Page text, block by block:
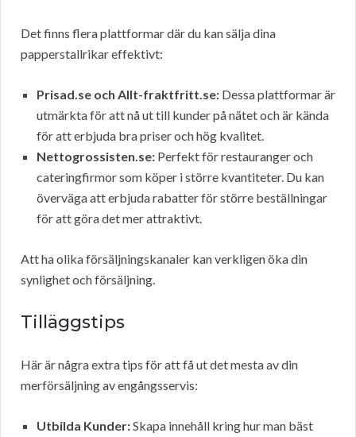
Det finns flera plattformar där du kan sälja dina
papperstallrikar effektivt:
Prisad.se och Allt-fraktfritt.se: Dessa plattformar är
utmärkta för att nå ut till kunder på nätet och är kända
för att erbjuda bra priser och hög kvalitet.
Nettogrossisten.se: Perfekt för restauranger och
cateringfirmor som köper i större kvantiteter. Du kan
överväga att erbjuda rabatter för större beställningar
för att göra det mer attraktivt.
Att ha olika försäljningskanaler kan verkligen öka din
synlighet och försäljning.
Tilläggstips
Här är några extra tips för att få ut det mesta av din
merförsäljning av engångsservis:
Utbilda Kunder:Skapa innehåll kring hur man bäst